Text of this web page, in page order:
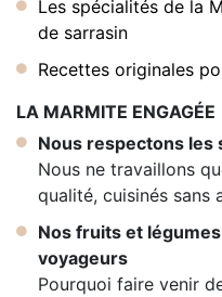
Les spécialités de la
de sarrasin
Recettes originales
LA MARMITE ENGAGÉE
Nous respectons les
Nous ne travaillons
qualité, cuisinés sans
Nos fruits et
voyageurs
Pourquoi faire venir